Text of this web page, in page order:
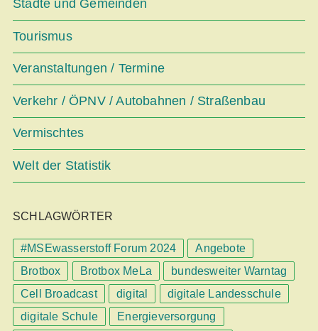
Städte und Gemeinden
Tourismus
Veranstaltungen / Termine
Verkehr / ÖPNV / Autobahnen / Straßenbau
Vermischtes
Welt der Statistik
SCHLAGWÖRTER
#MSEwasserstoff Forum 2024
Angebote
Brotbox
Brotbox MeLa
bundesweiter Warntag
Cell Broadcast
digital
digitale Landesschule
digitale Schule
Energieversorgung